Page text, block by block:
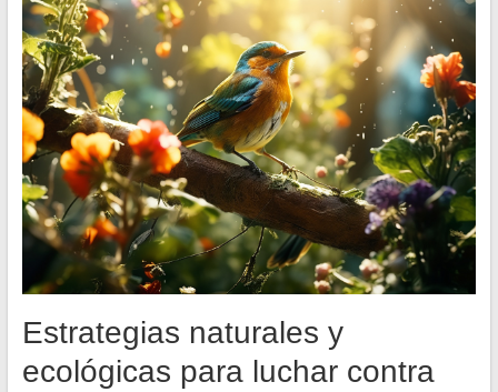
Estrategias naturales y
ecológicas para luchar contra